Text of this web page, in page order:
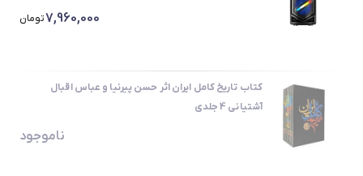
7,960,000تومان
کتاب تاریخ کامل ایران اثر حسن پیرنیا و عباس اقبال
آشتیانی 4 جلدی
ناموجود